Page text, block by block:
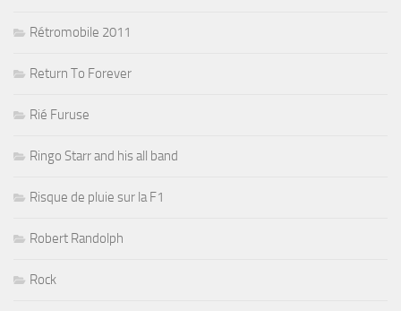
Rétromobile 2011
Return To Forever
Rié Furuse
Ringo Starr and his all band
Risque de pluie sur la F1
Robert Randolph
Rock